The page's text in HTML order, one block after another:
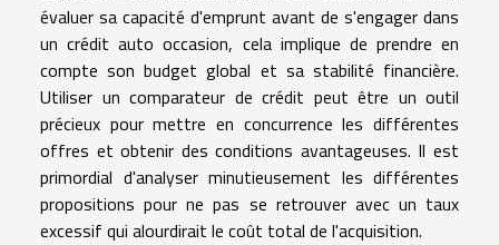
évaluer sa capacité d'emprunt avant de s'engager dans
un crédit auto occasion, cela implique de prendre en
compte son budget global et sa stabilité financière.
Utiliser un comparateur de crédit peut être un outil
précieux pour mettre en concurrence les différentes
offres et obtenir des conditions avantageuses. Il est
primordial d'analyser minutieusement les différentes
propositions pour ne pas se retrouver avec un taux
excessif qui alourdirait le coût total de l'acquisition.